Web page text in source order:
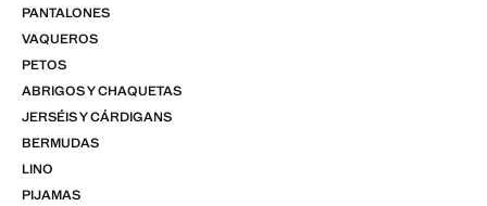
PANTALONES
VAQUEROS
PETOS
ABRIGOS Y CHAQUETAS
JERSÉIS Y CÁRDIGANS
BERMUDAS
LINO
PIJAMAS